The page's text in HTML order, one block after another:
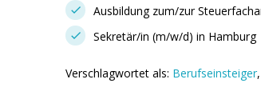
Ausbildung zum/zur
Sekretär/in (m/w/d) in Hamburg
Verschlagwortet als: Berufseinsteiger,